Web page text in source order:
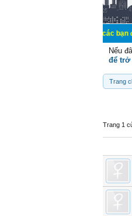
Chào mừng các bạn đến với
Nếu
để trở
Trang
Trang 1